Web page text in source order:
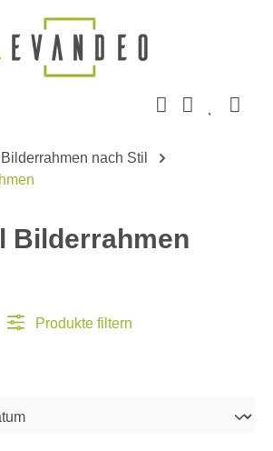
Bilderrahmen nach Stil
Bilderrahmen
Produkte filtern